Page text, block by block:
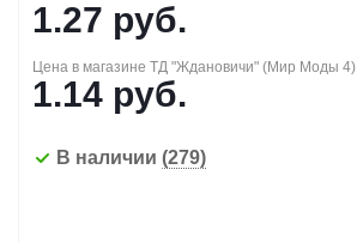
1.27 руб.
Цена в магазине ТД "Ждановичи" (Мир Моды 4)
1.14 руб.
В наличии (279)